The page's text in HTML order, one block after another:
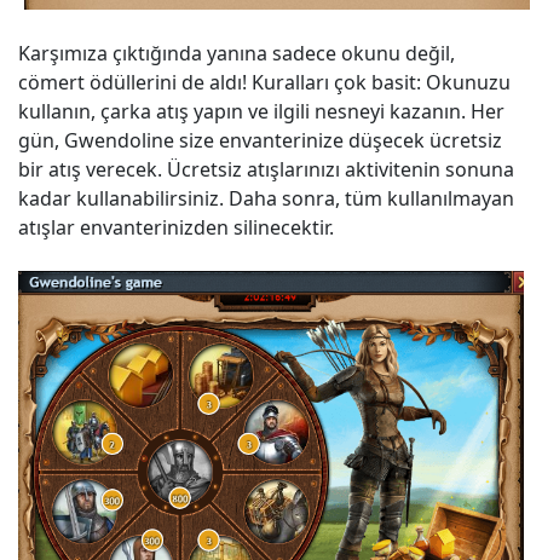
Karşımıza çıktığında yanına sadece okunu değil,
cömert ödüllerini de aldı! Kuralları çok basit: Okunuzu
kullanın, çarka atış yapın ve ilgili nesneyi kazanın. Her
gün, Gwendoline size envanterinize düşecek ücretsiz
bir atış verecek. Ücretsiz atışlarınızı aktivitenin sonuna
kadar kullanabilirsiniz. Daha sonra, tüm kullanılmayan
atışlar envanterinizden silinecektir.